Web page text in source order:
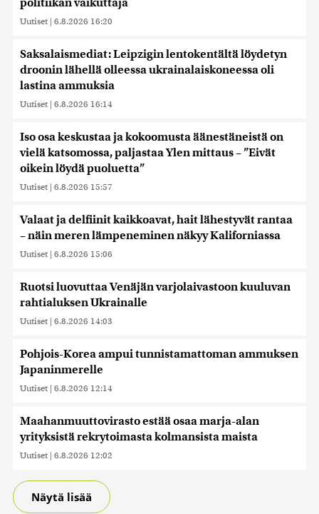
politiikan vaikuttaja
Uutiset | 6.8.2026 16:20
Saksalaismediat: Leipzigin lentokentältä löydetyn
droonin lähellä olleessa ukrainalaiskoneessa oli
lastina ammuksia
Uutiset | 6.8.2026 16:14
Iso osa keskustaa ja kokoomusta äänestäneistä on
vielä katsomossa, paljastaa Ylen mittaus – ”Eivät
oikein löydä puoluetta”
Uutiset | 6.8.2026 15:57
Valaat ja delfiinit kaikkoavat, hait lähestyvät rantaa
– näin meren lämpeneminen näkyy Kaliforniassa
Uutiset | 6.8.2026 15:06
Ruotsi luovuttaa Venäjän varjolaivastoon kuuluvan
rahtialuksen Ukrainalle
Uutiset | 6.8.2026 14:03
Pohjois-Korea ampui tunnistamattoman ammuksen
Japaninmerelle
Uutiset | 6.8.2026 12:14
Maahanmuuttovirasto estää osaa marja-alan
yrityksistä rekrytoimasta kolmansista maista
Uutiset | 6.8.2026 12:02
Näytä lisää